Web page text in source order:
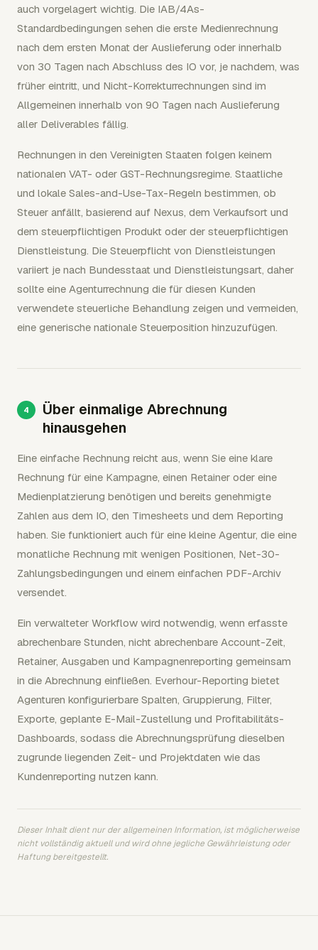
auch vorgelagert wichtig. Die IAB/4As-
Standardbedingungen sehen die erste Medienrechnung
nach dem ersten Monat der Auslieferung oder innerhalb
von 30 Tagen nach Abschluss des IO vor, je nachdem, was
früher eintritt, und Nicht-Korrekturrechnungen sind im
Allgemeinen innerhalb von 90 Tagen nach Auslieferung
aller Deliverables fällig.
Rechnungen in den Vereinigten Staaten folgen keinem
nationalen VAT- oder GST-Rechnungsregime. Staatliche
und lokale Sales-and-Use-Tax-Regeln bestimmen, ob
Steuer anfällt, basierend auf Nexus, dem Verkaufsort und
dem steuerpflichtigen Produkt oder der steuerpflichtigen
Dienstleistung. Die Steuerpflicht von Dienstleistungen
variiert je nach Bundesstaat und Dienstleistungsart, daher
sollte eine Agenturrechnung die für diesen Kunden
verwendete steuerliche Behandlung zeigen und vermeiden,
eine generische nationale Steuerposition hinzuzufügen.
Über einmalige Abrechnung
hinausgehen
Eine einfache Rechnung reicht aus, wenn Sie eine klare
Rechnung für eine Kampagne, einen Retainer oder eine
Medienplatzierung benötigen und bereits genehmigte
Zahlen aus dem IO, den Timesheets und dem Reporting
haben. Sie funktioniert auch für eine kleine Agentur, die eine
monatliche Rechnung mit wenigen Positionen, Net-30-
Zahlungsbedingungen und einem einfachen PDF-Archiv
versendet.
Ein verwalteter Workflow wird notwendig, wenn erfasste
abrechenbare Stunden, nicht abrechenbare Account-Zeit,
Retainer, Ausgaben und Kampagnenreporting gemeinsam
in die Abrechnung einfließen. Everhour-Reporting bietet
Agenturen konfigurierbare Spalten, Gruppierung, Filter,
Exporte, geplante E-Mail-Zustellung und Profitabilitäts-
Dashboards, sodass die Abrechnungsprüfung dieselben
zugrunde liegenden Zeit- und Projektdaten wie das
Kundenreporting nutzen kann.
Dieser Inhalt dient nur der allgemeinen Information, ist möglicherweise
nicht vollständig aktuell und wird ohne jegliche Gewährleistung oder
Haftung bereitgestellt.